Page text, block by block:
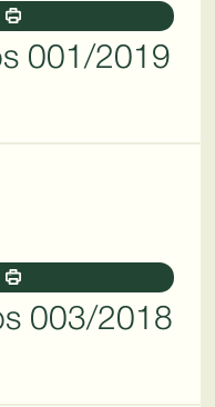
001/2019
003/2018